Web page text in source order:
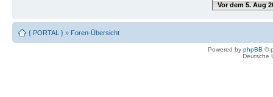
Vor dem 5. Aug
{ PORTAL } » Foren-Übersicht
Powered by phpBB ©
Deutsche